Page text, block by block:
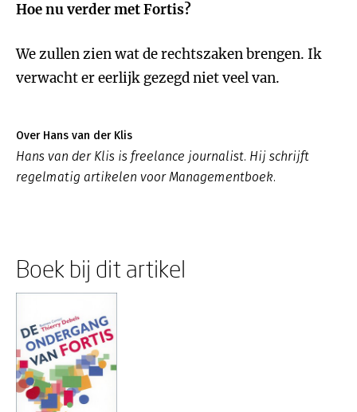
Hoe nu verder met Fortis?
We zullen zien wat de rechtszaken brengen. Ik
verwacht er eerlijk gezegd niet veel van.
Over Hans van der Klis
Hans van der Klis is freelance journalist. Hij schrijft
regelmatig artikelen voor Managementboek.
Boek bij dit artikel